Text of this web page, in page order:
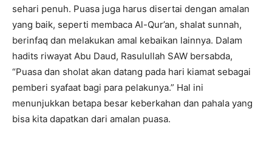
sehari penuh. Puasa juga harus disertai dengan amalan
yang baik, seperti membaca Al-Qur’an, shalat sunnah,
berinfaq dan melakukan amal kebaikan lainnya. Dalam
hadits riwayat Abu Daud, Rasulullah SAW bersabda,
“Puasa dan sholat akan datang pada hari kiamat sebagai
pemberi syafaat bagi para pelakunya.” Hal ini
menunjukkan betapa besar keberkahan dan pahala yang
bisa kita dapatkan dari amalan puasa.